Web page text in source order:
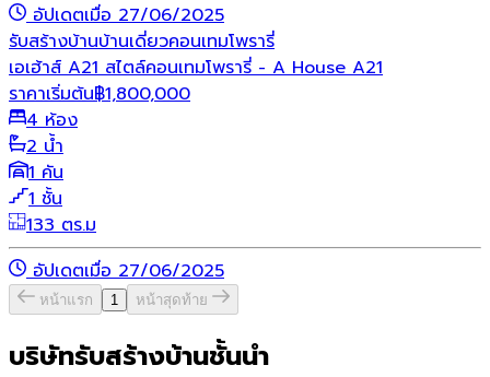
อัปเดตเมื่อ 27/06/2025
รับสร้างบ้านบ้านเดี่ยวคอนเทมโพรารี่
เอเฮ้าส์ A21 สไตล์คอนเทมโพรารี่ - A House A21
ราคาเริ่มต้น฿1,800,000
4 ห้อง
2 น้ำ
1 คัน
1 ชั้น
133 ตร.ม
อัปเดตเมื่อ 27/06/2025
หน้าแรก 1 หน้าสุดท้าย
บริษัทรับสร้างบ้านชั้นนำ